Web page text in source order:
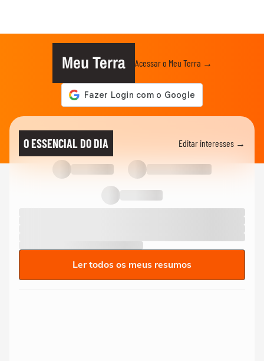
Meu Terra Acessar o Meu Terra →
O ESSENCIAL DO DIA Editar interesses →
Ler todos os meus resumos